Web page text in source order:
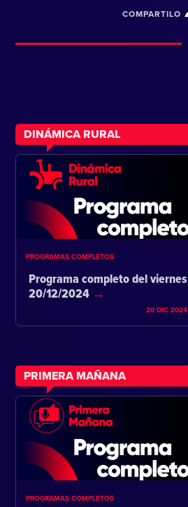
COMPARTILO
DINÁMICA RURAL
PROGRAMAS COMPLETOS
Programa completo del viernes
20/12/2024
20 DIC 2024
PRIMERA MAÑANA
PROGRAMAS COMPLETOS